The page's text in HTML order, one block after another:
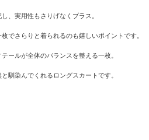
、実用性もさりげなくプラス。
でさらりと着られるのも嬉しいポイントです。
ールが全体のバランスを整える一枚。
馴染んでくれるロングスカートです。